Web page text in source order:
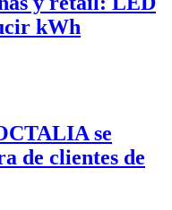
kWh
se
de clientes de